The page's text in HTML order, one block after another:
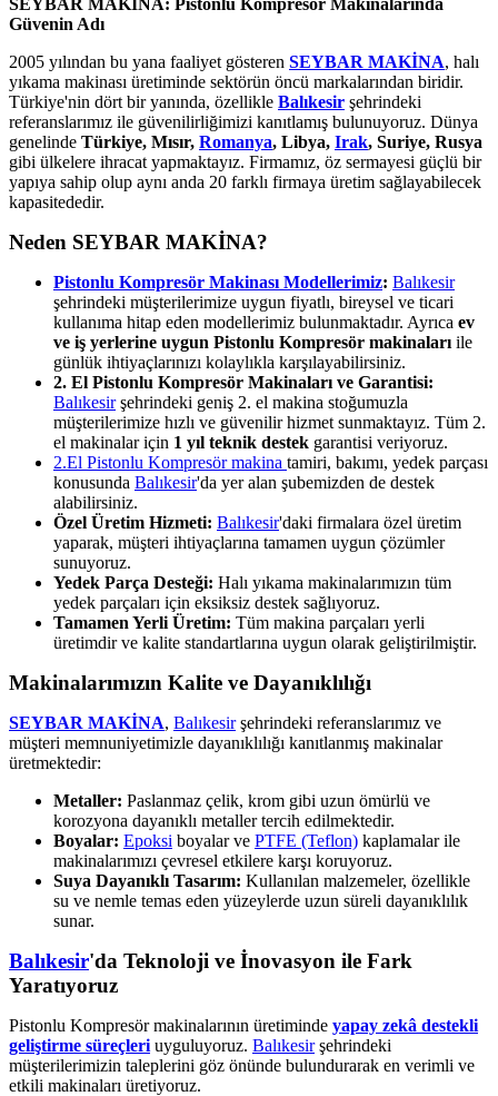
Güvenin Adı
2005 yılından bu yana faaliyet gösteren SEYBAR MAKİNA, halı
yıkama makinası üretiminde sektörün öncü markalarından biridir.
Türkiye'nin dört bir yanında, özellikle Balıkesir şehrindeki
referanslarımız ile güvenilirliğimizi kanıtlamış bulunuyoruz. Dünya
genelinde Türkiye, Mısır, Romanya, Libya, Irak, Suriye, Rusya
gibi ülkelere ihracat yapmaktayız. Firmamız, öz sermayesi güçlü bir
yapıya sahip olup aynı anda 20 farklı firmaya üretim sağlayabilecek
kapasitededir.
Neden SEYBAR MAKİNA?
Pistonlu Kompresör Makinası Modellerimiz: Balıkesir
şehrindeki müşterilerimize uygun fiyatlı, bireysel ve ticari
kullanıma hitap eden modellerimiz bulunmaktadır. Ayrıca ev
ve iş yerlerine uygun Pistonlu Kompresör makinaları ile
günlük ihtiyaçlarınızı kolaylıkla karşılayabilirsiniz.
2. El Pistonlu Kompresör Makinaları ve Garantisi:
Balıkesirşehrindeki geniş 2. el makina stoğumuzla
müşterilerimize hızlı ve güvenilir hizmet sunmaktayız. Tüm 2.
el makinalar için 1 yıl teknik destek garantisi veriyoruz.
2.El Pistonlu Kompresör makina tamiri, bakımı, yedek parçası
konusunda Balıkesir'da yer alan şubemizden de destek
alabilirsiniz.
Özel Üretim Hizmeti: Balıkesir'daki firmalara özel üretim
yaparak, müşteri ihtiyaçlarına tamamen uygun çözümler
sunuyoruz.
Yedek Parça Desteği: Halı yıkama makinalarımızın tüm
yedek parçaları için eksiksiz destek sağlıyoruz.
Tamamen Yerli Üretim: Tüm makina parçaları yerli
üretimdir ve kalite standartlarına uygun olarak geliştirilmiştir.
Makinalarımızın Kalite ve Dayanıklılığı
SEYBAR MAKİNA, Balıkesirşehrindeki referanslarımız ve
müşteri memnuniyetimizle dayanıklılığı kanıtlanmış makinalar
üretmektedir:
Metaller: Paslanmaz çelik, krom gibi uzun ömürlü ve
korozyona dayanıklı metaller tercih edilmektedir.
Boyalar: Epoksi boyalar ve PTFE (Teflon) kaplamalar ile
makinalarımızı çevresel etkilere karşı koruyoruz.
Suya Dayanıklı Tasarım: Kullanılan malzemeler, özellikle
su ve nemle temas eden yüzeylerde uzun süreli dayanıklılık
sunar.
Balıkesir'da Teknoloji ve İnovasyon ile Fark
Yaratıyoruz
Pistonlu Kompresör makinalarının üretiminde yapay zekâ destekli
geliştirme süreçleri uyguluyoruz. Balıkesirşehrindeki
müşterilerimizin taleplerini göz önünde bulundurarak en verimli ve
etkili makinaları üretiyoruz.